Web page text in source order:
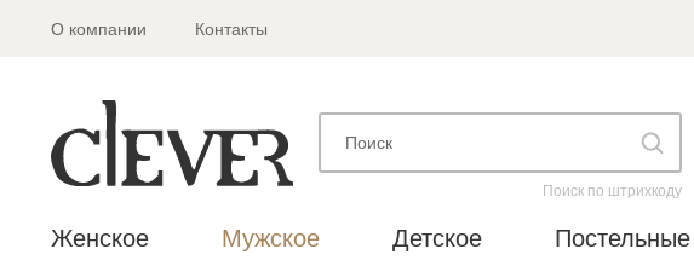
О компании Контакты
Поиск по штрихкоду
Женское Мужское Детское